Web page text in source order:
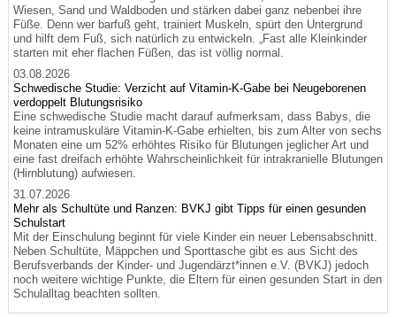
Wiesen, Sand und Waldboden und stärken dabei ganz nebenbei ihre
Füße. Denn wer barfuß geht, trainiert Muskeln, spürt den Untergrund
und hilft dem Fuß, sich natürlich zu entwickeln. „Fast alle Kleinkinder
starten mit eher flachen Füßen, das ist völlig normal.
03.08.2026
Schwedische Studie: Verzicht auf Vitamin-K-Gabe bei Neugeborenen
verdoppelt Blutungsrisiko
Eine schwedische Studie macht darauf aufmerksam, dass Babys, die
keine intramuskuläre Vitamin-K-Gabe erhielten, bis zum Alter von sechs
Monaten eine um 52% erhöhtes Risiko für Blutungen jeglicher Art und
eine fast dreifach erhöhte Wahrscheinlichkeit für intrakranielle Blutungen
(Hirnblutung) aufwiesen.
31.07.2026
Mehr als Schultüte und Ranzen: BVKJ gibt Tipps für einen gesunden
Schulstart
Mit der Einschulung beginnt für viele Kinder ein neuer Lebensabschnitt.
Neben Schultüte, Mäppchen und Sporttasche gibt es aus Sicht des
Berufsverbands der Kinder- und Jugendärzt*innen e.V. (BVKJ) jedoch
noch weitere wichtige Punkte, die Eltern für einen gesunden Start in den
Schulalltag beachten sollten.